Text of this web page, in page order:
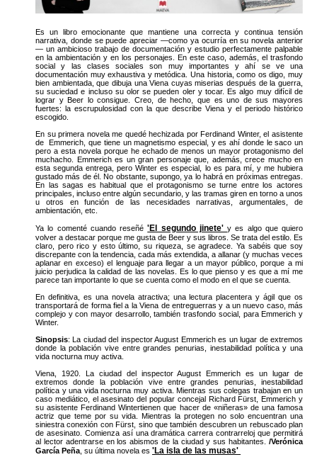
Es un libro emocionante que mantiene una correcta y continua tensión
narrativa, donde se puede apreciar —como ya ocurría en su novela anterior
— un ambicioso trabajo de documentación y estudio perfectamente palpable
en la ambientación y en los personajes. En este caso, además, el trasfondo
social y las clases sociales son muy importantes y ahí se ve una
documentación muy exhaustiva y metódica. Una historia, como os digo, muy
bien ambientada, que dibuja una Viena cuyas miserias después de la guerra,
su suciedad e incluso su olor se pueden oler y tocar. Es algo muy difícil de
lograr y Beer lo consigue. Creo, de hecho, que es uno de sus mayores
fuertes: la escrupulosidad con la que describe Viena y el periodo histórico
escogido.
En su primera novela me quedé hechizada por Ferdinand Winter, el asistente
de Emmerich, que tiene un magnetismo especial, y es ahí donde le saco un
pero a esta novela porque he echado de menos un mayor protagonismo del
muchacho. Emmerich es un gran personaje que, además, crece mucho en
esta segunda entrega, pero Winter es especial, lo es para mí, y me hubiera
gustado más de él. No obstante, supongo, ya lo habrá en próximas entregas.
En las sagas es habitual que el protagonismo se turne entre los actores
principales, incluso entre algún secundario, y las tramas giren en torno a unos
u otros en función de las necesidades narrativas, argumentales, de
ambientación, etc.
Ya lo comenté cuando reseñé'El segundo jinete' y es algo que quiero
volver a destacar porque me gusta de Beer y sus libros. Se trata del estilo. Es
claro, pero rico y esto último, su riqueza, se agradece. Ya sabéis que soy
discrepante con la tendencia, cada más extendida, a allanar (y muchas veces
aplanar en exceso) el lenguaje para llegar a un mayor público, porque a mi
juicio perjudica la calidad de las novelas. Es lo que pienso y es que a mí me
parece tan importante lo que se cuenta como el modo en el que se cuenta.
En definitiva, es una novela atractiva; una lectura placentera y ágil que os
transportará de forma fiel a la Viena de entreguerras y a un nuevo caso, más
complejo y con mayor desarrollo, también trasfondo social, para Emmerich y
Winter.
Sinopsis: La ciudad del inspector August Emmerich es un lugar de extremos
donde la población vive entre grandes penurias, inestabilidad política y una
vida nocturna muy activa.
Viena, 1920. La ciudad del inspector August Emmerich es un lugar de
extremos donde la población vive entre grandes penurias, inestabilidad
política y una vida nocturna muy activa. Mientras sus colegas trabajan en un
caso mediático, el asesinato del popular concejal Richard Fürst, Emmerich y
su asistente Ferdinand Wintertienen que hacer de «niñeras» de una famosa
actriz que teme por su vida. Mientras la protegen no solo encuentran una
siniestra conexión con Fürst, sino que también descubren un rebuscado plan
de asesinato. Comienza así una dramática carrera contrarreloj que permitirá
al lector adentrarse en los abismos de la ciudad y sus habitantes. /Verónica
García Peña , su última novela es 'La isla de las musas'